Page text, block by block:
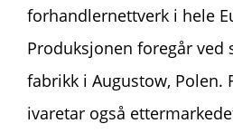
forhandlernettverk i hele
Produksjonen foregår ved
fabrikk i Augustow, Polen.
ivaretar også